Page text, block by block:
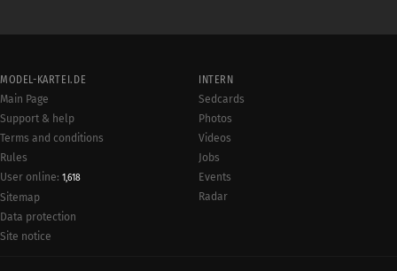
MODEL-KARTEI.DE
Main Page
Support & help
Terms and conditions
Rules
User online: 1,618
Sitemap
Data protection
Site notice
INTERN
Sedcards
Photos
Videos
Jobs
Events
Radar